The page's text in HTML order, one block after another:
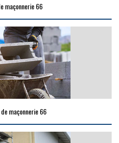
maçonnerie 66
maçonnerie 66